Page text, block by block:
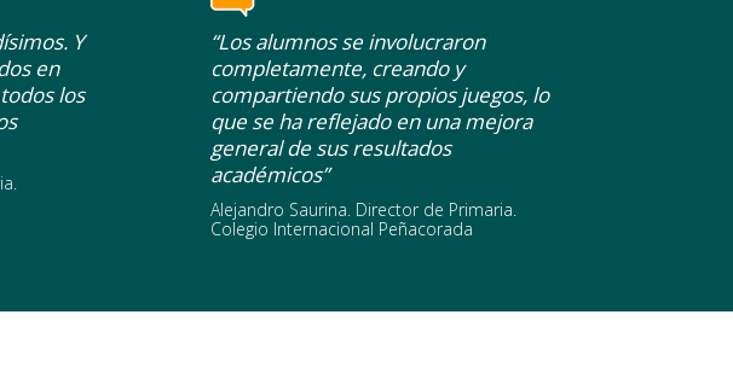
Y
en
los
“Los alumnos se involucraron
completamente, creando y
compartiendo sus propios juegos, lo
que se ha reflejado en una mejora
general de sus resultados
académicos”
Alejandro Saurina. Director de Primaria.
Colegio Internacional Peñacorada